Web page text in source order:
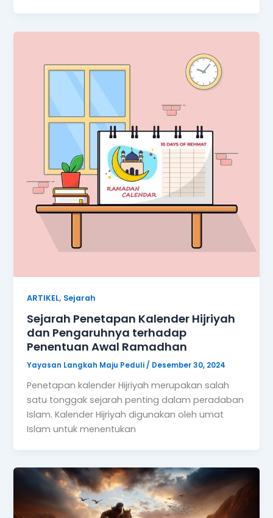
ARTIKEL, Sejarah
Sejarah Penetapan Kalender Hijriyah
dan Pengaruhnya terhadap
Penentuan Awal Ramadhan
Yayasan Langkah Maju Peduli/ Desember 30, 2024
Penetapan kalender Hijriyah merupakan salah
satu tonggak sejarah penting dalam peradaban
Islam. Kalender Hijriyah digunakan oleh umat
Islam untuk menentukan